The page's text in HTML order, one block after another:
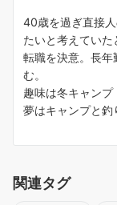
40歳を過ぎ直接
たいと考えていた
転職を決意。長年
む。
趣味は冬キャンプ
夢はキャンプと釣
関連タグ